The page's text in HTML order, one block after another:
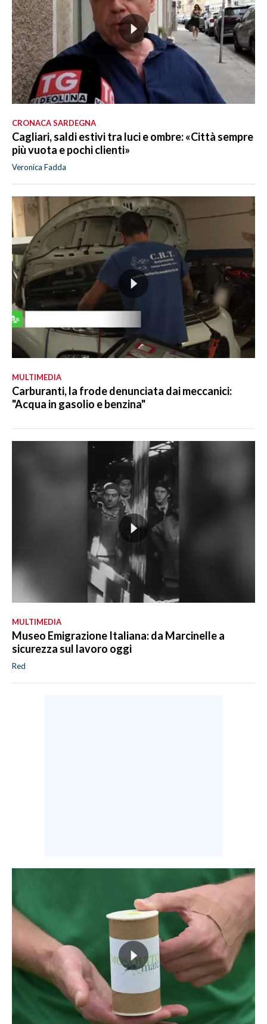
CRONACA SARDEGNA
Cagliari, saldi estivi tra luci e ombre: «Città sempre
più vuota e pochi clienti»
Veronica Fadda
MULTIMEDIA
Carburanti, la frode denunciata dai meccanici:
"Acqua in gasolio e benzina"
MULTIMEDIA
Museo Emigrazione Italiana: da Marcinelle a
sicurezza sul lavoro oggi
Red